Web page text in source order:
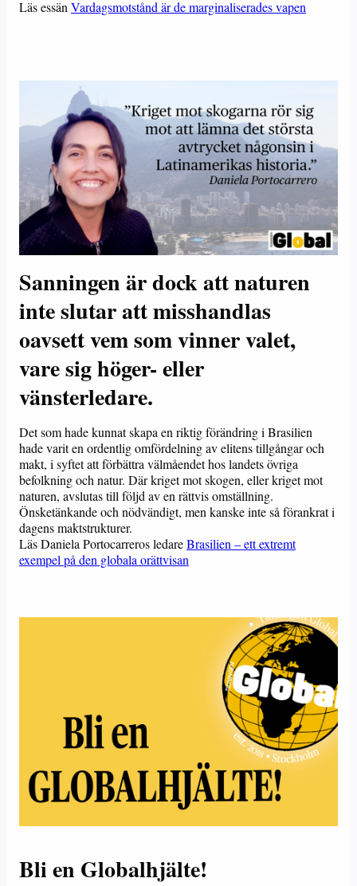
Läs essän Vardagsmotstånd är de marginaliserades vapen
Sanningen är dock att naturen
inte slutar att misshandlas
oavsett vem som vinner valet,
vare sig höger- eller
vänsterledare.
Det som hade kunnat skapa en riktig förändring i Brasilien
hade varit en ordentlig omfördelning av elitens tillgångar och
makt, i syftet att förbättra välmåendet hos landets övriga
befolkning och natur. Där kriget mot skogen, eller kriget mot
naturen, avslutas till följd av en rättvis omställning.
Önsketänkande och nödvändigt, men kanske inte så förankrat i
dagens maktstrukturer.
Läs Daniela Portocarreros ledareBrasilien – ett extremt
exempel på den globala orättvisan
Bli en Globalhjälte!